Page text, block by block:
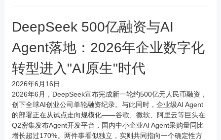
DeepSeek 500亿融资与AI
Agent落地：2026年企业数字化
转型进入"AI原生"时代
2026年6月16日
2026年6月，DeepSeek宣布完成新一轮约500亿元人民币融资，
创下全球AI创业公司单轮融资纪录。与此同时，企业级AI Agent
的部署正在从试点走向规模化——谷歌、微软、阿里云等巨头在
Q2密集发布Agent开发平台，国内中小企业AI Agent采购量同比
增长超过170%。两件事看似独立，实则共同指向一个确定性方